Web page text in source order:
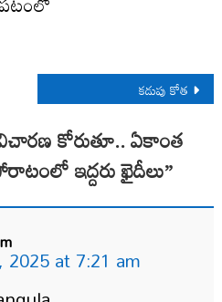
కడుపు కోత
కోరుతూ.. ఏకాంత
ఇద్దరు ఖైదీలు”
at 7:21 am